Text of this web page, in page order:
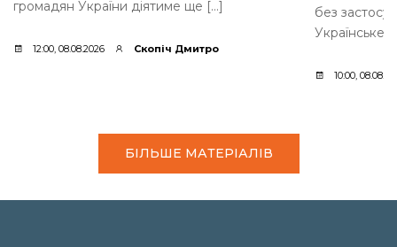
громадян України діятиме ще […]
12:00, 08.08.2026 Скопіч Дмитро
без
Українське
10:00,
БІЛЬШЕ МАТЕРІАЛІВ